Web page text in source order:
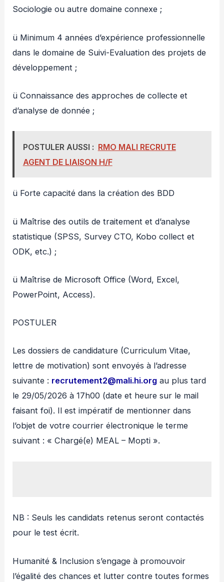
Sociologie ou autre domaine connexe ;
ü Minimum 4 années d’expérience professionnelle
dans le domaine de Suivi-Evaluation des projets de
développement ;
ü Connaissance des approches de collecte et
d’analyse de donnée ;
POSTULER AUSSI : RMO MALI RECRUTE
AGENT DE LIAISON H/F
ü Forte capacité dans la création des BDD
ü Maîtrise des outils de traitement et d’analyse
statistique (SPSS, Survey CTO, Kobo collect et
ODK, etc.) ;
ü Maîtrise de Microsoft Office (Word, Excel,
PowerPoint, Access).
POSTULER
Les dossiers de candidature (Curriculum Vitae,
lettre de motivation) sont envoyés à l’adresse
suivante : recrutement2@mali.hi.org au plus tard
le 29/05/2026 à 17h00 (date et heure sur le mail
faisant foi). Il est impératif de mentionner dans
l’objet de votre courrier électronique le terme
suivant : « Chargé(e) MEAL – Mopti ».
NB : Seuls les candidats retenus seront contactés
pour le test écrit.
Humanité & Inclusion s’engage à promouvoir
l’égalité des chances et lutter contre toutes formes